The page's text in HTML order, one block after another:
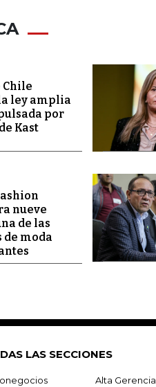
Chile
ley amplia
por
Kast
nueve
de las
moda
LAS SECCIONES
Alta Gerencia